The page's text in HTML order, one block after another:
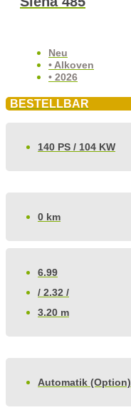
Neu
• Alkoven
• 2026
BESTELLBAR
140 PS / 104 KW
0 km
6.99
/ 2.32 /
3.20 m
Automatik (Option)